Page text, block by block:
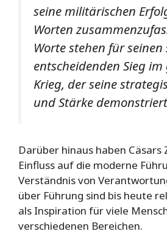
seine militärischen
Worten
Worte stehen für
entscheidenden Sieg
Krieg, der seine
und Stärke
Darüber hinaus haben Cäsars
Einfluss auf die moderne
Verständnis von
über Führung sind bis heute
als Inspiration für viele
verschiedenen Bereichen.